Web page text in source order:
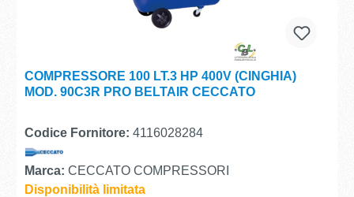
COMPRESSORE 100 LT.3 HP 400V (CINGHIA)
MOD. 90C3R PRO BELTAIR CECCATO
Codice Fornitore: 4116028284
Marca: CECCATO COMPRESSORI
Disponibilità limitata